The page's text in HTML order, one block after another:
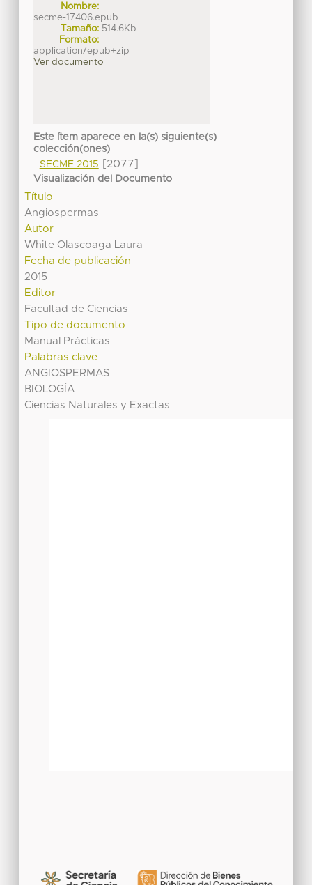
Nombre:
secme-17406.epub
Tamaño: 514.6Kb
Formato:
application/epub+zip
Ver documento
Este ítem aparece en la(s) siguiente(s)
colección(ones)
SECME 2015
[2077]
Visualización del Documento
Título
Angiospermas
Autor
White Olascoaga Laura
Fecha de publicación
2015
Editor
Facultad de Ciencias
Tipo de documento
Manual Prácticas
Palabras clave
ANGIOSPERMAS
BIOLOGÍA
Ciencias Naturales y Exactas